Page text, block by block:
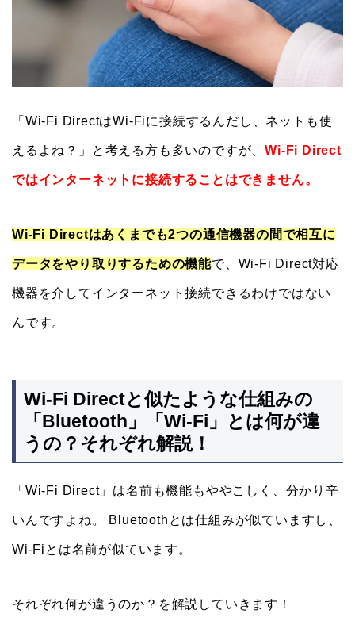
「Wi-Fi DirectはWi-Fiに接続するんだし、ネットも使
えるよね？」と考える方も多いのですが、Wi-Fi Direct
ではインターネットに接続することはできません。
Wi-Fi Directはあくまでも2つの通信機器の間で相互に
データをやり取りするための機能で、Wi-Fi Direct対応
機器を介してインターネット接続できるわけではない
んです。
Wi-Fi Directと似たような仕組みの
「Bluetooth」「Wi-Fi」とは何が違
うの？それぞれ解説！
「Wi-Fi Direct」は名前も機能もややこしく、分かり辛
いんですよね。 Bluetoothとは仕組みが似ていますし、
Wi-Fiとは名前が似ています。
それぞれ何が違うのか？を解説していきます！